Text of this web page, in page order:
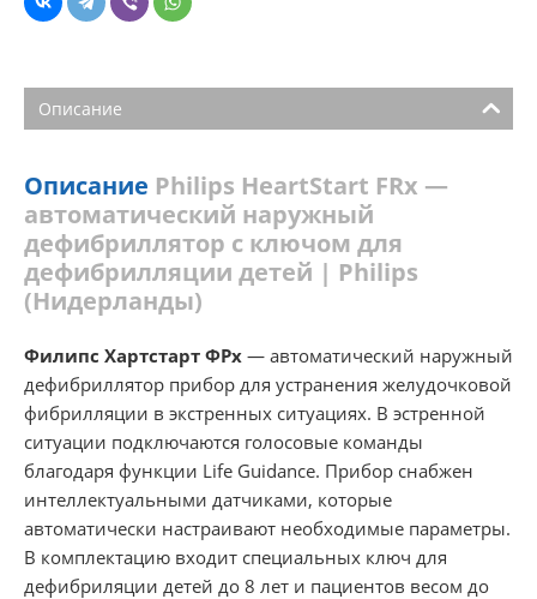
Описание
Описание Philips HeartStart FRx —
автоматический наружный
дефибриллятор с ключом для
дефибрилляции детей | Philips
(Нидерланды)
Филипс Хартстарт ФРх — автоматический наружный
дефибриллятор прибор для устранения желудочковой
фибрилляции в экстренных ситуациях. В эстренной
ситуации подключаются голосовые команды
благодаря функции Life Guidance. Прибор снабжен
интеллектуальными датчиками, которые
автоматически настраивают необходимые параметры.
В комплектацию входит специальных ключ для
дефибриляции детей до 8 лет и пациентов весом до